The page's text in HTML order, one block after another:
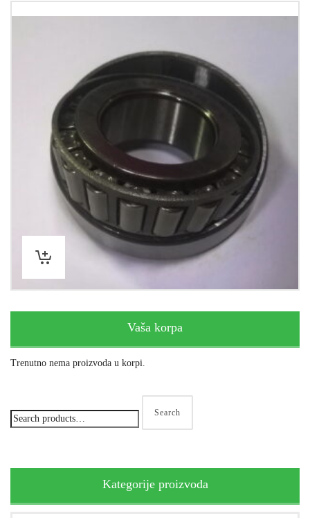
Vaša korpa
Trenutno nema proizvoda u korpi.
Search
Kategorije proizvoda